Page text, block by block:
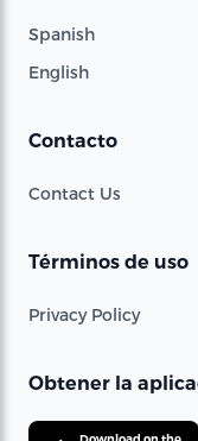
Spanish
English
Contacto
Contact Us
Términos de uso
Privacy Policy
Obtener la